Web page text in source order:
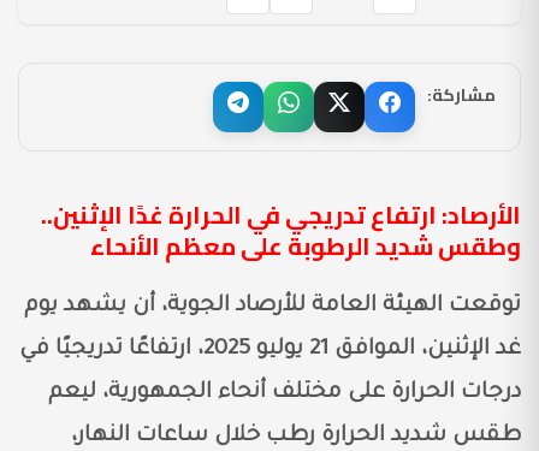
مشاركة:
الأرصاد: ارتفاع تدريجي في الحرارة غدًا الإثنين..
وطقس شديد الرطوبة على معظم الأنحاء
توقعت الهيئة العامة للأرصاد الجوية، أن يشهد يوم
غد الإثنين، الموافق 21 يوليو 2025، ارتفاعًا تدريجيًا في
درجات الحرارة على مختلف أنحاء الجمهورية، ليعم
طقس شديد الحرارة رطب خلال ساعات النهار،